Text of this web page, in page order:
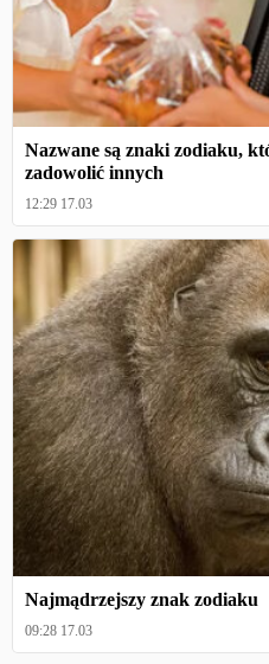
Nazwane są znaki zodiaku,
zadowolić innych
12:29 17.03
Najmądrzejszy znak zodiaku
09:28 17.03